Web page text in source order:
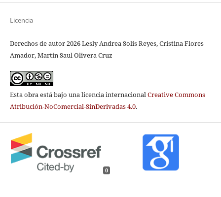
Licencia
Derechos de autor 2026 Lesly Andrea Solis Reyes, Cristina Flores
Amador, Martin Saul Olivera Cruz
Esta obra está bajo una licencia internacionalCreative Commons
Atribución-NoComercial-SinDerivadas 4.0.
0